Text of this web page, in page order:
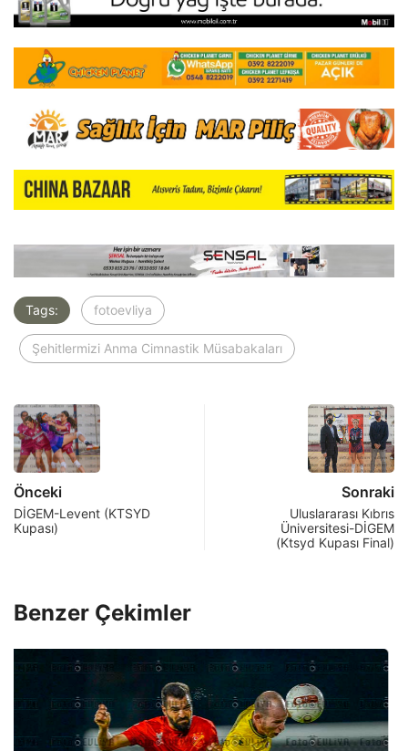
Tags: fotoevliya
Şehitlermizi Anma Cimnastik Müsabakaları
Önceki
DİGEM-Levent (KTSYD
Kupası)
Sonraki
Uluslararası Kıbrıs
Üniversitesi-DİGEM
(Ktsyd Kupası Final)
Benzer Çekimler